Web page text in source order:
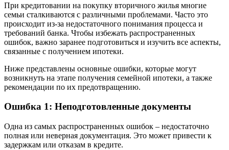
При кредитовании на покупку вторичного жилья многие
семьи сталкиваются с различными проблемами. Часто это
происходит из-за недостаточного понимания процесса и
требований банка. Чтобы избежать распространенных
ошибок, важно заранее подготовиться и изучить все аспекты,
связанные с получением ипотеки.
Ниже представлены основные ошибки, которые могут
возникнуть на этапе получения семейной ипотеки, а также
рекомендации по их предотвращению.
Ошибка 1: Неподготовленные документы
Одна из самых распространенных ошибок – недостаточно
полная или неверная документация. Это может привести к
задержкам или отказам в кредите.